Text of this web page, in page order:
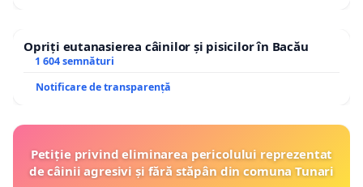
Opriți eutanasierea câinilor și pisicilor în Bacău
1 604 semnături
Notificare de transparență
Petiție privind eliminarea pericolului reprezentat
de câinii agresivi și fără stăpân din comuna Tunari